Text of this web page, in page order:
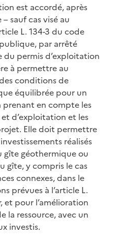
est accordé, après
sauf cas visé au
L. 134-3 du code
par arrêté
du permis d’exploitation
à permettre au
conditions de
équilibrée pour un
prenant en compte les
d’exploitation et les
Elle doit permettre
réalisés
gîte géothermique ou
gîte, y compris le cas
connexes, dans le
prévues à l’article L.
et pour l’amélioration
la ressource, avec un
investis.